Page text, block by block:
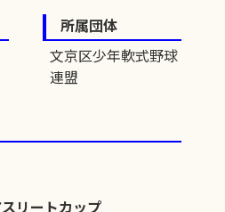
所属団体
文京区少年軟式野球
連盟
リートカップ